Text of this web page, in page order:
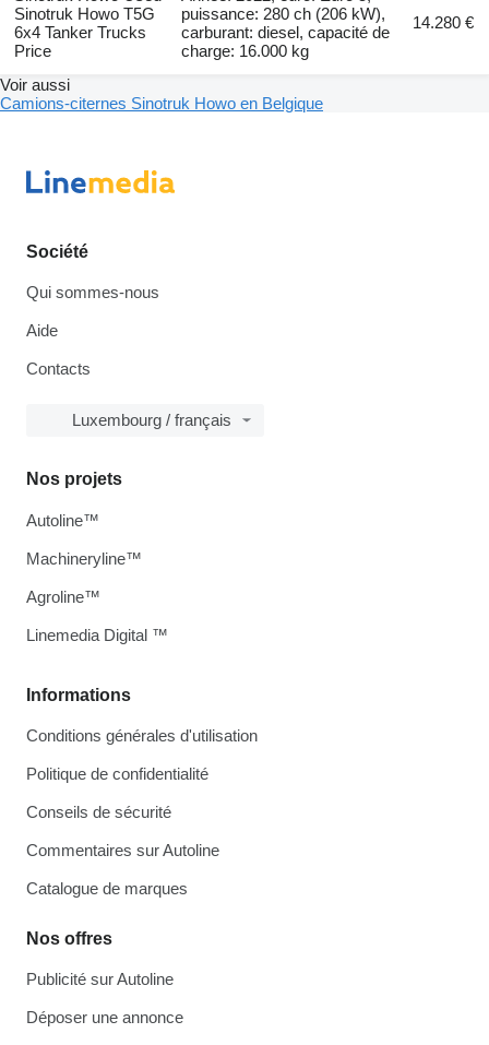
Sinotruk Howo T5G
6x4 Tanker Trucks
Price
puissance: 280 ch (206 kW),
carburant: diesel, capacité de
charge: 16.000 kg
14.280 €
Voir aussi
Camions-citernes Sinotruk Howo en Belgique
Société
Qui sommes-nous
Aide
Contacts
Luxembourg / français
Informations
Conditions générales d'utilisation
Politique de confidentialité
Conseils de sécurité
Commentaires sur Autoline
Catalogue de marques
Nos offres
Publicité sur Autoline
Déposer une annonce
Nos projets
Autoline™
Machineryline™
Agroline™
Linemedia Digital ™